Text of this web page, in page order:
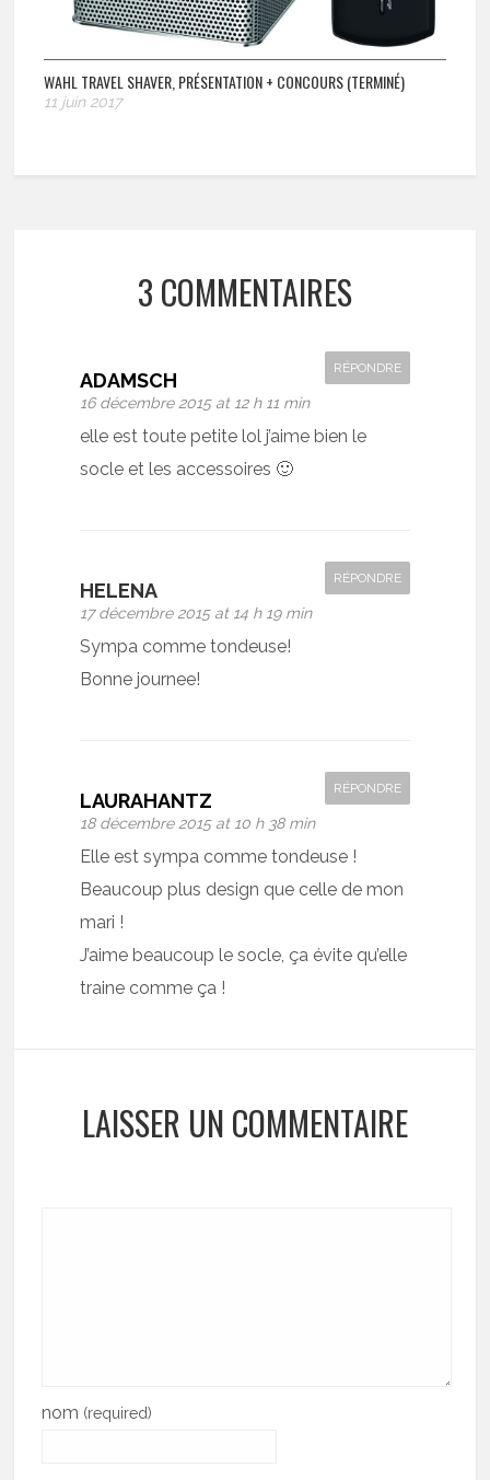
WAHL TRAVEL SHAVER, PRÉSENTATION + CONCOURS (TERMINÉ)
11 juin 2017
3 COMMENTAIRES
ADAMSCH
16 décembre 2015 at 12 h 11 min
RÉPONDRE
elle est toute petite lol j’aime bien le
socle et les accessoires 🙂
HELENA
17 décembre 2015 at 14 h 19 min
RÉPONDRE
Sympa comme tondeuse!
Bonne journee!
LAURAHANTZ
18 décembre 2015 at 10 h 38 min
RÉPONDRE
Elle est sympa comme tondeuse !
Beaucoup plus design que celle de mon
mari !
J’aime beaucoup le socle, ça évite qu’elle
traine comme ça !
LAISSER UN COMMENTAIRE
nom (required)